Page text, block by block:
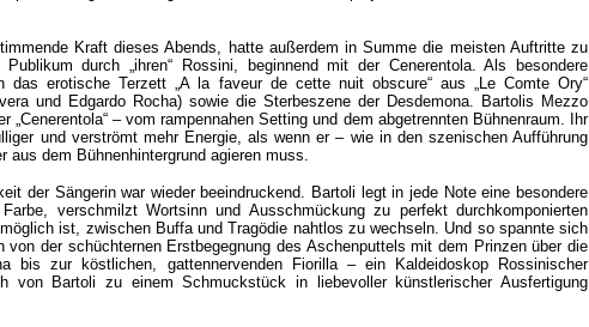
Kraft dieses Abends, hatte außerdem in Summe die meisten Auftritte zu
durch „ihren“ Rossini, beginnend mit der Cenerentola. Als besondere
das erotische Terzett „A la faveur de cette nuit obscure“ aus „Le Comte Ory“
und Edgardo Rocha) sowie die Sterbeszene der Desdemona. Bartolis Mezzo
„Cenerentola“ – vom rampennahen Setting und dem abgetrennten Bühnenraum. Ihr
und verströmt mehr Energie, als wenn er – wie in den szenischen Aufführung
aus dem Bühnenhintergrund agieren muss.
der Sängerin war wieder beeindruckend. Bartoli legt in jede Note eine besondere
verschmilzt Wortsinn und Ausschmückung zu perfekt durchkomponierten
ist, zwischen Buffa und Tragödie nahtlos zu wechseln. Und so spannte sich
von der schüchternen Erstbegegnung des Aschenputtels mit dem Prinzen über die
bis zur köstlichen, gattennervenden Fiorilla – ein Kaldeidoskop Rossinischer
von Bartoli zu einem Schmuckstück in liebevoller künstlerischer Ausfertigung